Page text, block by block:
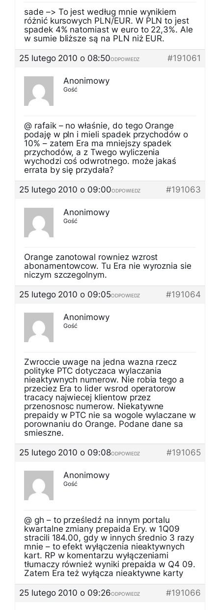
sade –> To jest według mnie wynikiem
różnić kursowych PLN/EUR. W PLN to jest
spadek 4% natomiast w euro to 22,3%. Ale
w sumie bliższe są na PLN niż EUR.
25 lutego 2010 o 08:50
#191061
ODPOWIEDZ
Anonimowy
Gość
@ rafaik – no właśnie, do tego Orange
podaję w pln i mieli spadek przychodów o
10% – zatem Era ma mniejszy spadek
przychodów, a z Twego wyliczenia
wychodzi coś odwrotnego. może jakaś
errata by się przydała?
25 lutego 2010 o 09:00
#191063
ODPOWIEDZ
Anonimowy
Gość
Orange zanotowal rowniez wzrost
abonamentowcow. Tu Era nie wyroznia sie
niczym szczegolnym.
25 lutego 2010 o 09:05
#191064
ODPOWIEDZ
Anonimowy
Gość
Zwroccie uwage na jedna wazna rzecz
polityke PTC dotyczaca wylaczania
nieaktywnych numerow. Nie robia tego a
przeciez Era to lider wsrod operatorow
tracacy najwiecej klientow przez
przenosnosc numerow. Niekatywne
prepaidy w PTC nie sa wogole wylaczane w
porownaniu do Orange. Podane dane sa
smieszne.
25 lutego 2010 o 09:08
#191065
ODPOWIEDZ
Anonimowy
Gość
@ gh – to prześledź na innym portalu
kwartalne zmiany prepaida Ery. w 1Q09
stracili 184.00, gdy w innych średnio 3 razy
mnie – to efekt wyłączenia nieaktywnych
kart. RP w komentarzu wyłączeniami
tłumaczy również wyniki prepaida w Q4 09.
Zatem Era też wyłącza nieaktywne karty
25 lutego 2010 o 09:26
#191066
ODPOWIEDZ